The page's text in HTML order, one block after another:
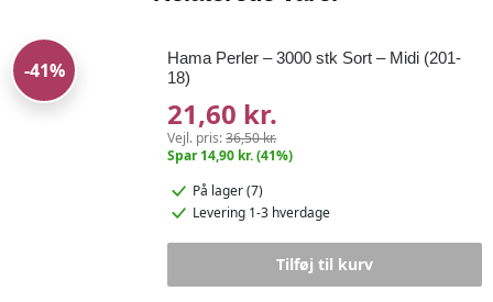
-41%
Hama Perler – 3000 stk Sort – Midi (201-
18)
21,60 kr.
Vejl. pris:36,50 kr.
Spar 14,90 kr. (41%)
På lager (7)
Levering 1-3 hverdage
Tilføj til kurv